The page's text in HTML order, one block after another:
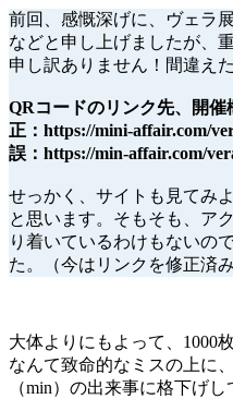
前回、感慨深げに、ヴェラ
などと申し上げましたが、
申し訳ありません！間違え
QRコードのリンク先、開催
正：https://mini-affair.com/
誤：https://min-affair.com/
せっかく、サイトも見てみ
と思います。そもそも、ア
り着いているわけもないの
た。（今はリンクを修正済み
大体よりにもよって、1000
なんて致命的なミスの上に
（min）の出来事に格下げ